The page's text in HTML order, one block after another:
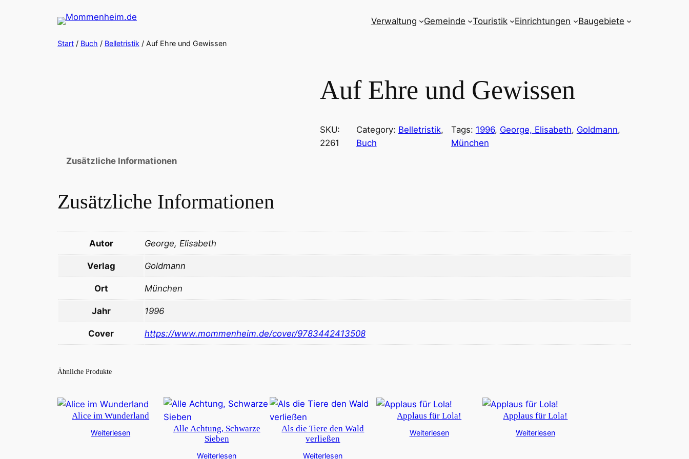
Verwaltung Gemeinde Touristik Einrichtungen Baugebiete
Start / Buch / Belletristik / Auf Ehre und Gewissen
Auf Ehre und Gewissen
SKU:
2261
Category: Belletristik
Buch
Tags: 1996, George, Elisabeth, Goldmann
München
Zusätzliche Informationen
Zusätzliche Informationen
Autor George, Elisabeth
Verlag Goldmann
Ort München
Jahr 1996
Cover https://www.mommenheim.de/cover/9783442413508
Ähnliche Produkte
Alice im Wunderland
Weiterlesen
Alle Achtung, Schwarze
Sieben
Weiterlesen
Als die Tiere den Wald
verließen
Weiterlesen
Applaus für Lola!
Weiterlesen
Applaus für Lola!
Weiterlesen